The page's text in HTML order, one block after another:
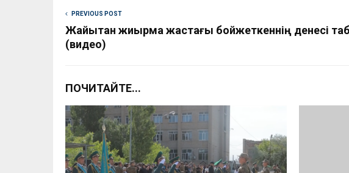
PREVIOUS POST
Жайықтан жиырма жастағы бойжеткеннің денесі
(видео)
ПОЧИТАЙТЕ...